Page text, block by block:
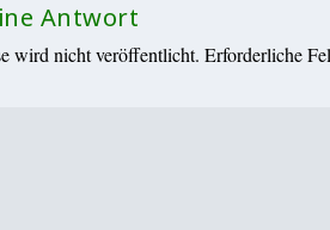
Antwort
wird nicht veröffentlicht. Erforderliche